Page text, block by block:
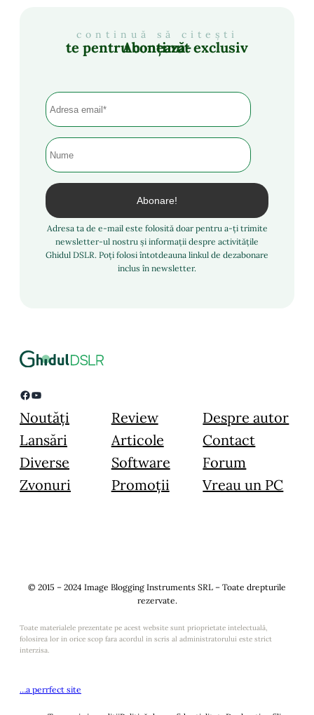
continuă să citești
Abonează-te pentru conținut exclusiv
Adresa ta de e-mail este folosită doar pentru a-ți trimite
newsletter-ul nostru și informații despre activitățile
Ghidul DSLR. Poți folosi întotdeauna linkul de dezabonare
inclus în newsletter.
Facebook YouTube
Noutăți
Lansări
Diverse
Zvonuri
Review
Articole
Software
Promoții
Despre autor
Contact
Forum
Vreau un PC
© 2015 – 2024 Image Blogging Instruments SRL – Toate drepturile
rezervate.
Toate materialele prezentate pe acest website sunt prioprietate intelectuală,
folosirea lor in orice scop fara acordul in scris al administratorului este strict
interzisa.
…a perrfect site